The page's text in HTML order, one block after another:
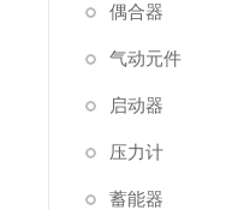
偶合器
气动元件
启动器
压力计
蓄能器